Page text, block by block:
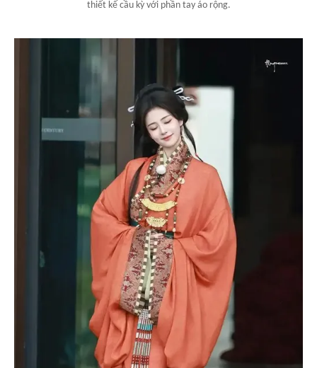
thiết kế cầu kỳ với phần tay áo rộng.